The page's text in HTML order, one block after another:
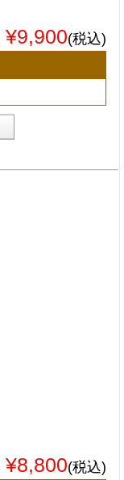
¥9,900(税込)
¥8,800(税込)